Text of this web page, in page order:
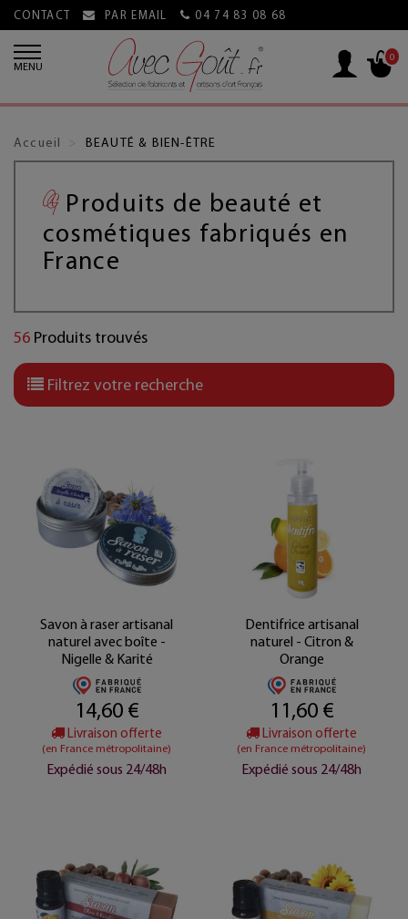
CONTACT PAR EMAIL 04 74 83 08 68
MENU
0
Accueil BEAUTÉ & BIEN-ÊTRE
Produits de beauté et
cosmétiques fabriqués en
France
56 Produits trouvés
Filtrez votre recherche
Savon à raser artisanal
naturel avec boîte -
Nigelle & Karité
14,60 €
Livraison offerte
(en France métropolitaine)
Expédié sous 24/48h
Dentifrice artisanal
naturel - Citron &
Orange
11,60 €
Livraison offerte
(en France métropolitaine)
Expédié sous 24/48h